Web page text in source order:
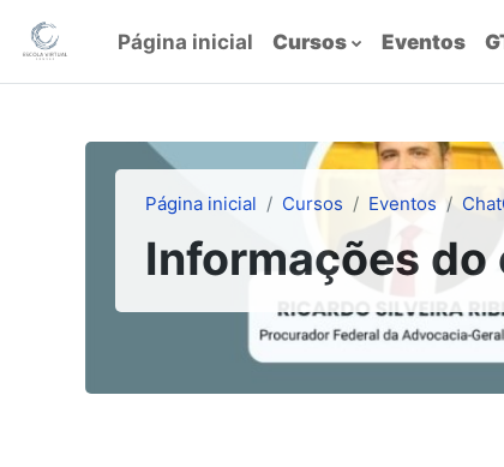
Página inicial Cursos Eventos
Página inicial Cursos Eventos
Informações do